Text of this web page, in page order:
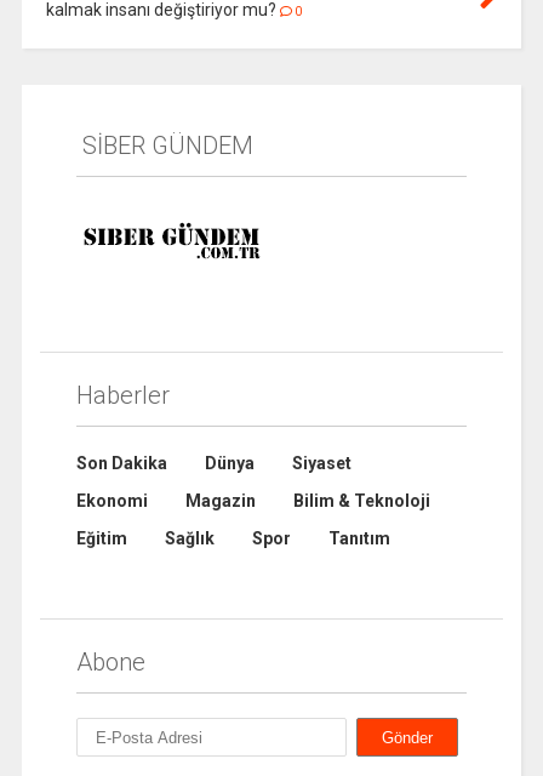
kalmak insanı değiştiriyor mu?
0
SİBER GÜNDEM
Haberler
Son Dakika Dünya
Siyaset
Ekonomi
Magazin
Bilim & Teknoloji
Eğitim
Sağlık Spor Tanıtım
Abone